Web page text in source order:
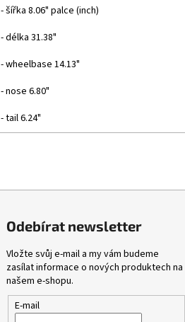
- šířka 8.06" palce (inch)
- délka 31.38"
- wheelbase 14.13"
- nose 6.80"
- tail 6.24"
Odebírat newsletter
Vložte svůj e-mail a my vám budeme
zasílat informace o nových produktech na
našem e-shopu.
E-mail